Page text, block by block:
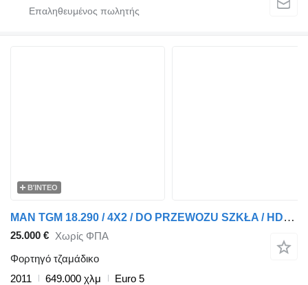
ΒΊΝΤΕΟ
MAN TGM 18.290 / 4X2 / DO PRZEWOZU SZKŁA / HDS HIAB 122 E-2 / PLATFO
25.000 € Χωρίς ΦΠΑ
Φορτηγό τζαμάδικο
2011
649.000 χλμ
Euro 5